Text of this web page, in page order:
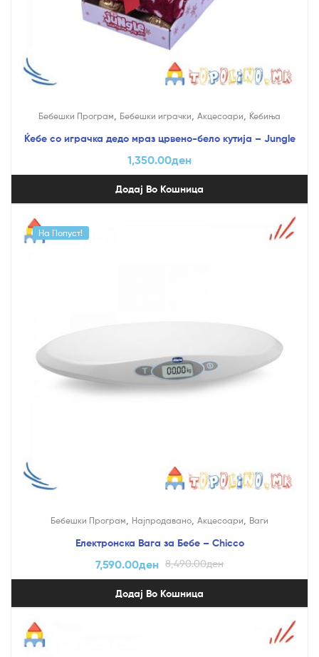
Бебешки Програм Бебешки играчки Акцесоари Ќебиња
Ќебе со играчка дедо мраз црвено-бело кутија – Jungle
1,350.00ден
Додај Во Кошница
На Попуст!
Бебешки Програм Најпродавано Акцесоари Ваги
Електронска Вага за Бебе – Chicco
8,490.00ден
7,590.00ден
Додај Во Кошница